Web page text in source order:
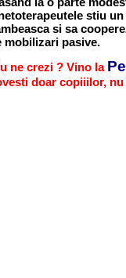
stiu
si sa
mobilizari pasive.
ne crezi ? Vino la
doar copiiilor,